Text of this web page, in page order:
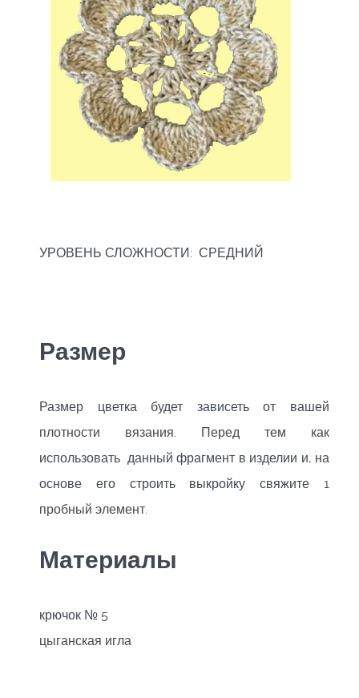
УРОВЕНЬ СЛОЖНОСТИ: СРЕДНИЙ
Размер
Размер цветка будет зависеть от вашей
плотности вязания. Перед тем как
использовать данный фрагмент в изделии и, на
основе его строить выкройку свяжите 1
пробный элемент.
Материалы
крючок № 5
цыганская игла